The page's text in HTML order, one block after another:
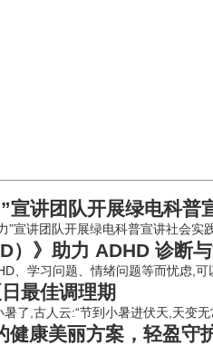
宣讲团队开展绿电科普
”宣讲团队开展绿电科普宣讲社会
）》助力 ADHD 诊断
、学习问题、情绪问题等而忧虑,
最佳调理期
了,古人云:“节到小暑进伏天,天变
健康美丽方案，轻盈守